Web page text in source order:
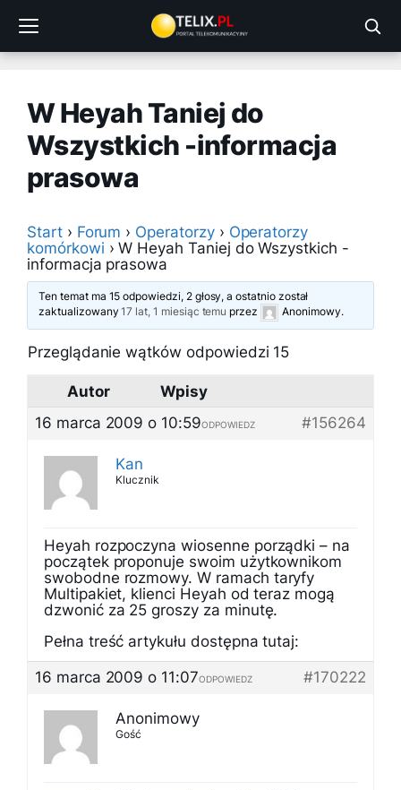
treści
W Heyah Taniej do
Wszystkich -informacja
prasowa
Start › Forum › Operatorzy › Operatorzy
komórkowi › W Heyah Taniej do Wszystkich -
informacja prasowa
Ten temat ma 15 odpowiedzi, 2 głosy, a ostatnio został
zaktualizowany17 lat, 1 miesiąc temu przez Anonimowy.
Przeglądanie wątków odpowiedzi 15
Autor
Wpisy
16 marca 2009 o 10:59
#156264
ODPOWIEDZ
Kan
Klucznik
Heyah rozpoczyna wiosenne porządki – na
początek proponuje swoim użytkownikom
swobodne rozmowy. W ramach taryfy
Multipakiet, klienci Heyah od teraz mogą
dzwonić za 25 groszy za minutę.
Pełna treść artykułu dostępna tutaj:
16 marca 2009 o 11:07
#170222
ODPOWIEDZ
Anonimowy
Gość